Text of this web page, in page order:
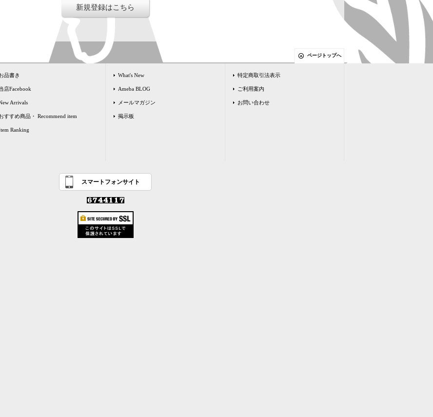
新規登録はこちら
ページトップへ
品書き
店Facebook
Arrivals
すすめ商品・ Recommend item
Ranking
What's New
Ameba BLOG
メールマガジン
掲示板
特定商取引法表示
ご利用案内
お問い合わせ
スマートフォンサイト